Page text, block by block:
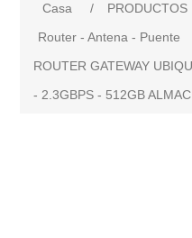
Casa / PRODUCTOS
Router - Antena - Puente
ROUTER GATEWAY
- 2.3GBPS - 512GB